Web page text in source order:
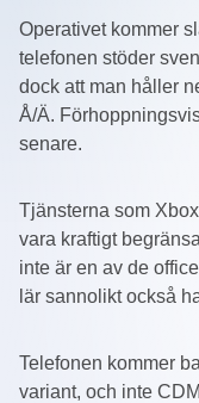
Operativet kommer
telefonen stöder
dock att man håller
Å/Ä.
senare.
Tjänsterna som
vara kraftigt
inte är en av de
lär sannolikt också
Telefonen kommer
variant, och inte